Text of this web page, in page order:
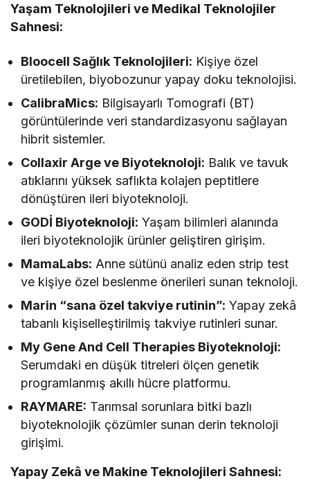
Yaşam Teknolojileri ve Medikal Teknolojiler
Sahnesi:
Bloocell Sağlık Teknolojileri: Kişiye özel
üretilebilen, biyobozunur yapay doku teknolojisi.
CalibraMics: Bilgisayarlı Tomografi (BT)
görüntülerinde veri standardizasyonu sağlayan
hibrit sistemler.
Collaxir Arge ve Biyoteknoloji: Balık ve tavuk
atıklarını yüksek saflıkta kolajen peptitlere
dönüştüren ileri biyoteknoloji.
GODİ Biyoteknoloji: Yaşam bilimleri alanında
ileri biyoteknolojik ürünler geliştiren girişim.
MamaLabs: Anne sütünü analiz eden strip test
ve kişiye özel beslenme önerileri sunan teknoloji.
Marin “sana özel takviye rutinin”: Yapay zekâ
tabanlı kişiselleştirilmiş takviye rutinleri sunar.
My Gene And Cell Therapies Biyoteknoloji:
Serumdaki en düşük titreleri ölçen genetik
programlanmış akıllı hücre platformu.
RAYMARE: Tarımsal sorunlara bitki bazlı
biyoteknolojik çözümler sunan derin teknoloji
girişimi.
Yapay Zekâ ve Makine Teknolojileri Sahnesi: